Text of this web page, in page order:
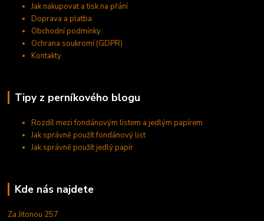
Jak nakupovat a tisk na přání
Doprava a platba
Obchodní podmínky
Ochrana soukromí (GDPR)
Kontakty
Tipy z perníkového blogu
Rozdíl mezi fondánovým listem a jedlým papírem
Jak správně použít fondánový list
Jak správně použít jedlý papír
Kde nás najdete
Za Jitonou 257